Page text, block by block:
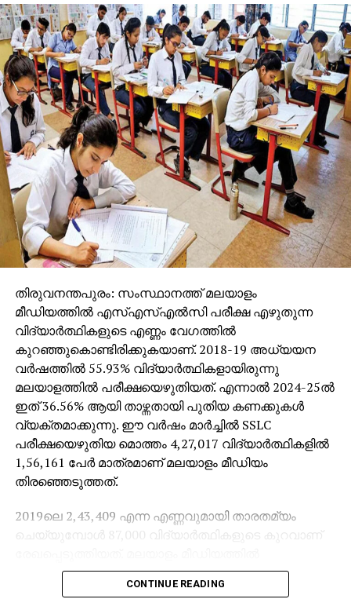
അസാനിധ്യത്തില്‍ സി.പി.എം പ്രാദേശിക നേതാവ്
നല്‍കിയ മൊഴിയുടെ അടിസ്ഥാനത്തില്‍ മാത്രമാണ്
വോട്ട് വെട്ടിയത്. സിപിഎമ്മിന് വിടുപണി ചെയ്യുന്ന
ഇത്തരം ഉദ്യോഗസ്ഥര്‍ക്ക് ഒരു നിമിഷം പോലും
തുടരാന്‍ അര്‍ഹതയില്ല. രാഷ്ട്രീയ ഗൂഡാലോചനക്ക്
ഒത്താശ ചെയ്ത ഉദ്യോഗസ്ഥരെ സസ്പെന്‍ഡ്
ചെയ്യണം. ഇവര്‍ക്കെതിരെ ക്രിമിനല്‍ കേസെടുക്കണം.
എക്കാലത്തും സി.പി.എം ഭരണത്തിലുണ്ടാകില്ലെന്നും
കണക്ക് ചോദിക്കാതെ ഒരു കാലവും കടന്നു
പോകില്ലെന്നും സി.പി.എമ്മിന് അടിമപ്പണി ചെയ്യുന്ന
ഉദ്യോഗസ്ഥര്‍ ഓര്‍ക്കണമെന്നും അദ്ദേഹം
കൂട്ടിച്ചേര്‍ത്തു.
തിരുവനന്തപുരം: സംസ്ഥാനത്ത് മലയാളം
മീഡിയത്തില്‍ എസ്എസ്എല്‍സി പരീക്ഷ എഴുതുന്ന
വിദ്യാര്‍ത്ഥികളുടെ എണ്ണം വേഗത്തില്‍
കുറഞ്ഞുകൊണ്ടിരിക്കുകയാണ്. 2018-19 അധ്യയന
വര്‍ഷത്തില്‍ 55.93% വിദ്യാര്‍ത്ഥികളായിരുന്നു
മലയാളത്തില്‍ പരീക്ഷയെഴുതിയത്. എന്നാല്‍ 2024-25ല്‍
ഇത് 36.56% ആയി താഴ്ന്നതായി പുതിയ കണക്കുകള്‍
വ്യക്തമാക്കുന്നു. ഈ വര്‍ഷം മാര്‍ച്ചില്‍ SSLC
പരീക്ഷയെഴുതിയ മൊത്തം 4,27,017 വിദ്യാര്‍ത്ഥികളില്‍
1,56,161 പേര്‍ മാത്രമാണ് മലയാളം മീഡിയം
തിരഞ്ഞെടുത്തത്.
2019ലെ 2,43,409 എന്ന എണ്ണവുമായി താരതമ്യം
ചെയ്യുമ്പോള്‍ 87,000 വിദ്യാര്‍ത്ഥികളുടെ കുറവാണ്
പഠിക്കുന്നവരുടെ കുറവാണ് ഈ ഇടിവിന് കാരണമെന്ന്
പരീക്ഷാഭവനിലെ ഉദ്യോഗസ്ഥര്‍ പറയുന്നു.
CONTINUE READING